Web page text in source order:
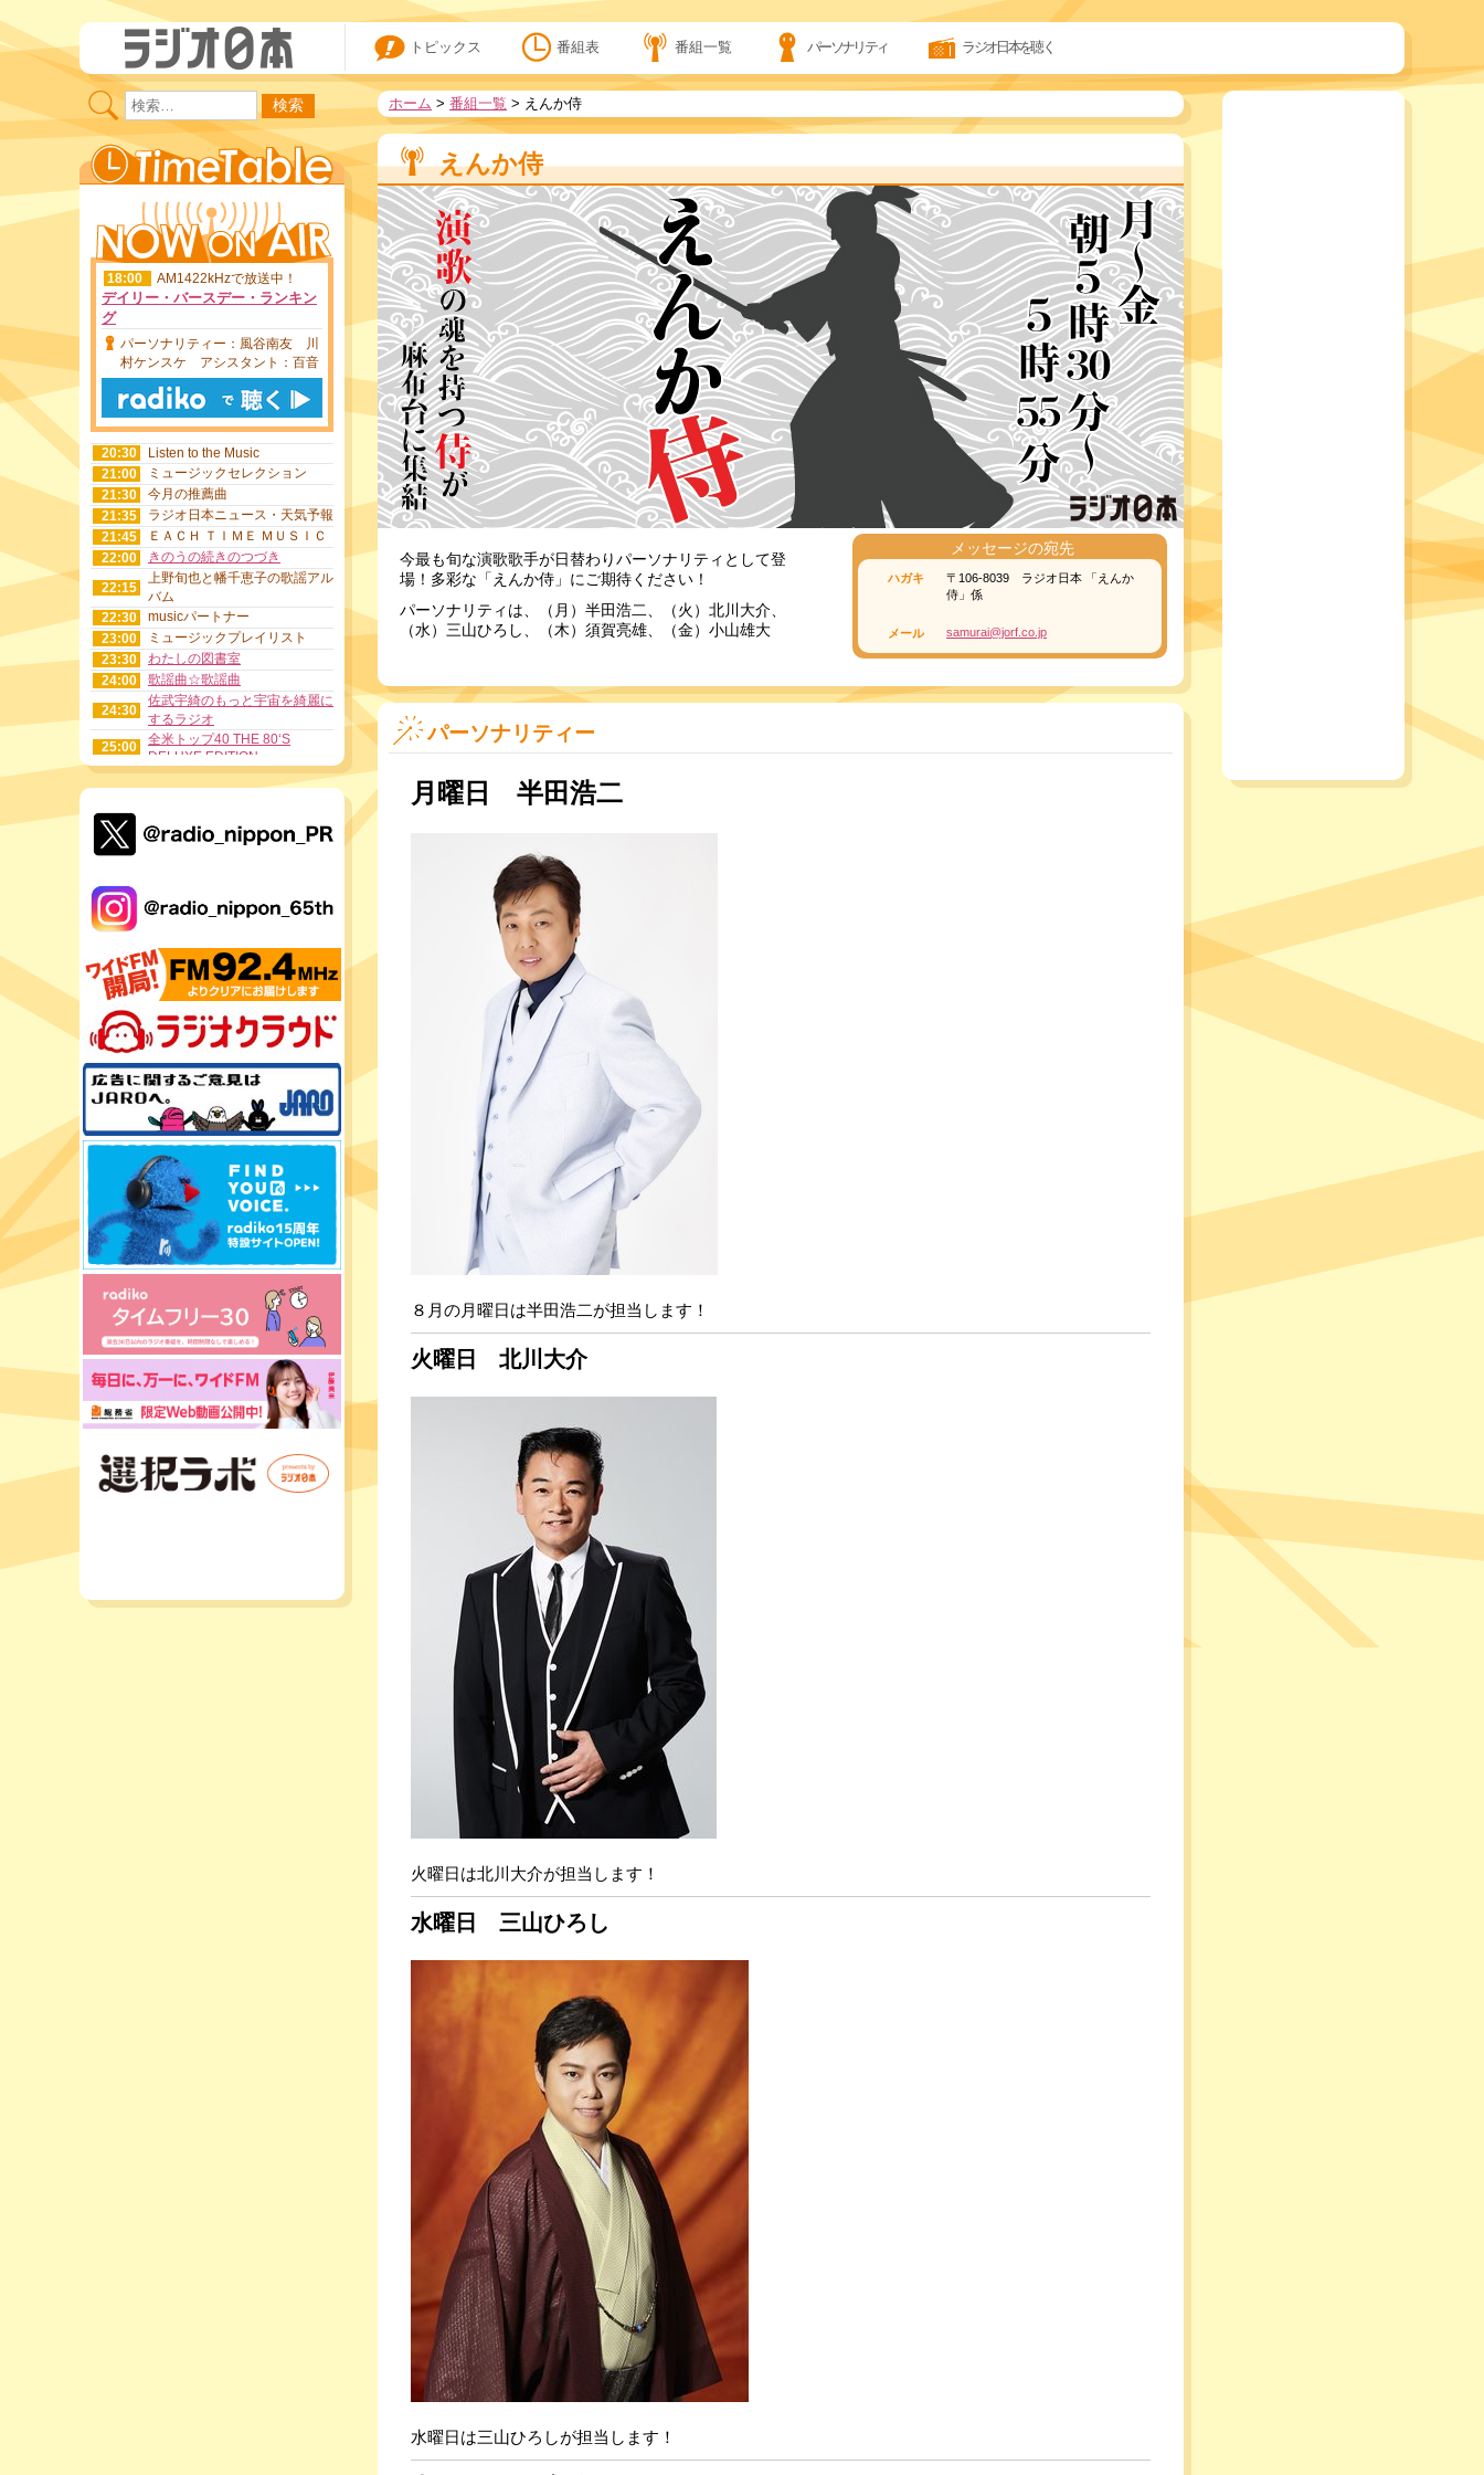
トピックス 番組表 番組一覧 パーソナリティ ラジオ日本を聴く
5:55
ラジオ日本ニュース・天気予報
6:00
ウェイクアップミュージック
6:30
町亞聖のスマートＮＥＷＳ
8:50
望月理恵のエンタメ☆カフェ
9:00
ＳＷＥＥＴ！！
ラジオ日本ニュース・天気予報
12:00
加藤裕介の横浜ポップＪ
15:00
夏木ゆたかのホッと歌謡曲
17:50
ラジオ日本ニュース・天気予報
18:00 AM1422kHzで放送中！
デイリー・バースデー・ランキン
グ
パーソナリティー：風谷南友 川
村ケンスケ アシスタント：百音
20:30
Listen to the Music
21:00
ミュージックセレクション
21:30
今月の推薦曲
21:35
ラジオ日本ニュース・天気予報
21:45
ＥＡＣＨ ＴＩＭＥ ＭＵＳＩＣ
22:00
きのうの続きのつづき
22:15
上野旬也と幡千恵子の歌謡アル
バム
22:30
musicパートナー
23:00
ミュージックプレイリスト
23:30
わたしの図書室
24:00
歌謡曲☆歌謡曲
24:30
佐武宇綺のもっと宇宙を綺麗に
するラジオ
25:00
全米トップ40 THE 80‘S
DELUXE EDITION
特撮がるずのヒロインストーリ
26:30
フォーエバーミュージック
27:30
ホーム > 番組一覧 > えんか侍
えんか侍
今最も旬な演歌歌手が日替わりパーソナリティとして登
場！多彩な「えんか侍」にご期待ください！
パーソナリティは、（月）半田浩二、（火）北川大介、
（水）三山ひろし、（木）須賀亮雄、（金）小山雄大
メッセージの宛先
ハガキ
〒106-8039 ラジオ日本 「えんか
侍」係
メール samurai@jorf.co.jp
パーソナリティー
月曜日 半田浩二
８月の月曜日は半田浩二が担当します！
火曜日 北川大介
火曜日は北川大介が担当します！
水曜日 三山ひろし
水曜日は三山ひろしが担当します！